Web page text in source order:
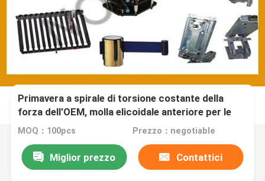
Primavera a spirale di torsione costante della
forza dell'OEM, molla elicoidale anteriore per le
misure di nastro
MOQ：100pcs Prezzo：negotiable
Miglior prezzo Contattici